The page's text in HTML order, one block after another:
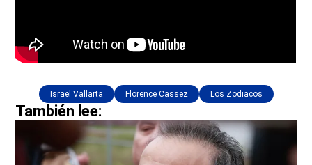
Israel Vallarta Florence Cassez Los Zodiacos
También lee: